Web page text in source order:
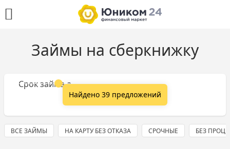
Займы на сберкнижку
Сумма займа
Срок займа
Найдено 39 предложений
ВСЕ ЗАЙМЫ НА КАРТУ БЕЗ ОТКАЗА СРОЧНЫЕ БЕЗ